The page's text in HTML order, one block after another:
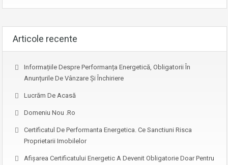
Articole recente
Informațiile Despre Performanța Energetică, Obligatorii În
Anunțurile De Vânzare Și Închiriere
Lucrăm De Acasă
Domeniu Nou .ro
Certificatul De Performanta Energetica. Ce Sanctiuni Risca
Proprietarii Imobilelor
Afişarea Certificatului Energetic A Devenit Obligatorie Doar Pentru